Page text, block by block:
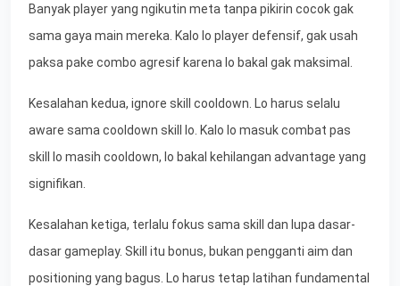
Banyak player yang ngikutin meta tanpa pikirin cocok gak
sama gaya main mereka. Kalo lo player defensif, gak usah
paksa pake combo agresif karena lo bakal gak maksimal.
Kesalahan kedua, ignore skill cooldown. Lo harus selalu
aware sama cooldown skill lo. Kalo lo masuk combat pas
skill lo masih cooldown, lo bakal kehilangan advantage yang
signifikan.
Kesalahan ketiga, terlalu fokus sama skill dan lupa dasar-
dasar gameplay. Skill itu bonus, bukan pengganti aim dan
positioning yang bagus. Lo harus tetap latihan fundamental